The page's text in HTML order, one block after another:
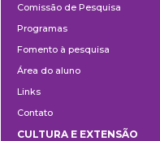
Comissão de Pesquisa
Programas
Fomento à pesquisa
Área do aluno
Links
Contato
CULTURA E EXTENSÃO